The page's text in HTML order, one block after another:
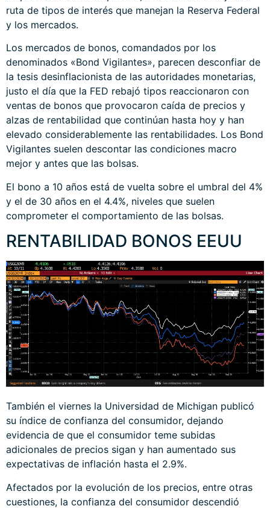
ruta de tipos de interés que manejan la Reserva Federal
y los mercados.
Los mercados de bonos, comandados por los
denominados «Bond Vigilantes», parecen desconfiar de
la tesis desinflacionista de las autoridades monetarias,
justo el día que la FED rebajó tipos reaccionaron con
ventas de bonos que provocaron caída de precios y
alzas de rentabilidad que continúan hasta hoy y han
elevado considerablemente las rentabilidades. Los Bond
Vigilantes suelen descontar las condiciones macro
mejor y antes que las bolsas.
El bono a 10 años está de vuelta sobre el umbral del 4%
y el de 30 años en el 4.4%, niveles que suelen
comprometer el comportamiento de las bolsas.
RENTABILIDAD BONOS EEUU
También el viernes la Universidad de Michigan publicó
su índice de confianza del consumidor, dejando
evidencia de que el consumidor teme subidas
adicionales de precios sigan y han aumentado sus
expectativas de inflación hasta el 2.9%.
Afectados por la evolución de los precios, entre otras
cuestiones, la confianza del consumidor descendió